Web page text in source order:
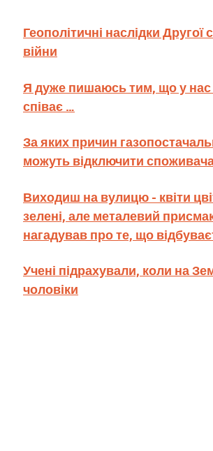
Геополітичні наслідки Другої
війни
Я дуже пишаюсь тим, що у
співає …
За яких причин
можуть відключити споживача
Виходиш на вулицю - квіти
зелені, але металевий
нагадував про те, що
Учені підрахували, коли на
чоловіки